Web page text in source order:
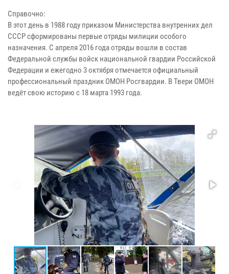
Справочно:
В этот день в 1988 году приказом Министерства внутренних дел
СССР сформированы первые отряды милиции особого
назначения. С апреля 2016 года отряды вошли в состав
Федеральной службы войск национальной гвардии Российской
Федерации и ежегодно 3 октября отмечается официальный
профессиональный праздник ОМОН Росгвардии. В Твери ОМОН
ведёт свою историю с 18 марта 1993 года.